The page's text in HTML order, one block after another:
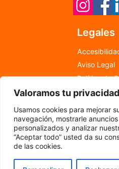
Valoramos tu privacidad
Usamos cookies para mejorar
navegación, mostrarle
personalizados y analizar
“Aceptar todo” usted da su
de las cookies.
Legales
Aviso Legal
Política de
Política de
976 598 708
© 2024por